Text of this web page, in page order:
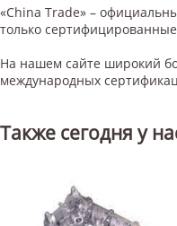
«China Trade» –
только
На нашем сайте широкий
международных
Также сегодня у